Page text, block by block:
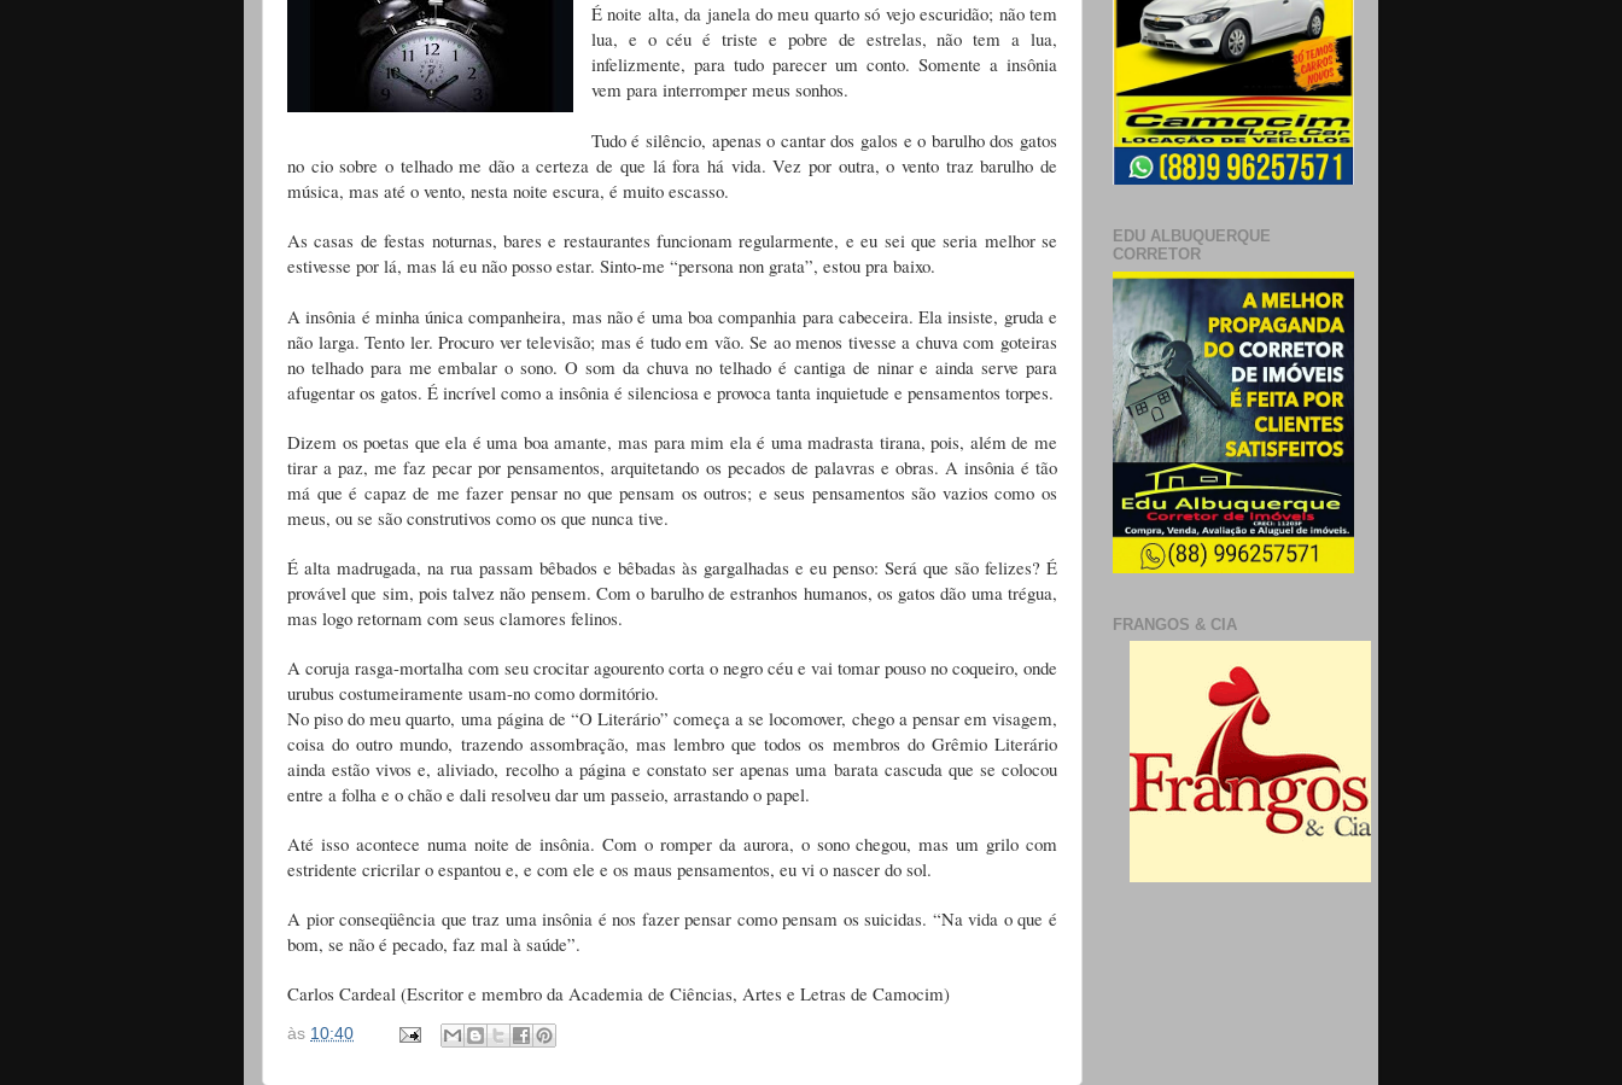
É noite alta, da janela do meu quarto só vejo escuridão; não tem
lua, e o céu é triste e pobre de estrelas, não tem a lua,
infelizmente, para tudo parecer um conto. Somente a insônia
vem para interromper meus sonhos.
Tudo é silêncio, apenas o cantar dos galos e o barulho dos gatos
no cio sobre o telhado me dão a certeza de que lá fora há vida. Vez por outra, o vento traz barulho de
música, mas até o vento, nesta noite escura, é muito escasso.
As casas de festas noturnas, bares e restaurantes funcionam regularmente, e eu sei que seria melhor se
estivesse por lá, mas lá eu não posso estar. Sinto-me “persona non grata”, estou pra baixo.
A insônia é minha única companheira, mas não é uma boa companhia para cabeceira. Ela insiste, gruda e
não larga. Tento ler. Procuro ver televisão; mas é tudo em vão. Se ao menos tivesse a chuva com goteiras
no telhado para me embalar o sono. O som da chuva no telhado é cantiga de ninar e ainda serve para
afugentar os gatos. É incrível como a insônia é silenciosa e provoca tanta inquietude e pensamentos torpes.
Dizem os poetas que ela é uma boa amante, mas para mim ela é uma madrasta tirana, pois, além de me
tirar a paz, me faz pecar por pensamentos, arquitetando os pecados de palavras e obras. A insônia é tão
má que é capaz de me fazer pensar no que pensam os outros; e seus pensamentos são vazios como os
meus, ou se são construtivos como os que nunca tive.
É alta madrugada, na rua passam bêbados e bêbadas às gargalhadas e eu penso: Será que são felizes? É
provável que sim, pois talvez não pensem. Com o barulho de estranhos humanos, os gatos dão uma trégua,
mas logo retornam com seus clamores felinos.
A coruja rasga-mortalha com seu crocitar agourento corta o negro céu e vai tomar pouso no coqueiro, onde
urubus costumeiramente usam-no como dormitório.
No piso do meu quarto, uma página de “O Literário” começa a se locomover, chego a pensar em visagem,
coisa do outro mundo, trazendo assombração, mas lembro que todos os membros do Grêmio Literário
ainda estão vivos e, aliviado, recolho a página e constato ser apenas uma barata cascuda que se colocou
entre a folha e o chão e dali resolveu dar um passeio, arrastando o papel.
Até isso acontece numa noite de insônia. Com o romper da aurora, o sono chegou, mas um grilo com
estridente cricrilar o espantou e, e com ele e os maus pensamentos, eu vi o nascer do sol.
A pior conseqüência que traz uma insônia é nos fazer pensar como pensam os suicidas. “Na vida o que é
bom, se não é pecado, faz mal à saúde”.
Carlos Cardeal (Escritor e membro da Academia de Ciências, Artes e Letras de Camocim)
às 10:40
EDU ALBUQUERQUE
CORRETOR
FRANGOS & CIA